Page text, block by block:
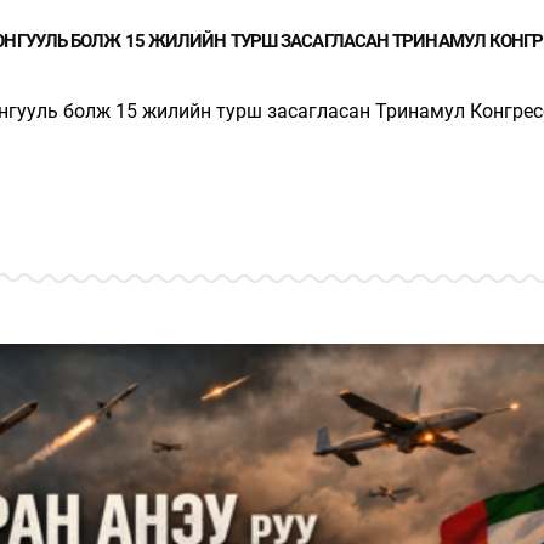
БОЛЖ 15 ЖИЛИЙН ТУРШ ЗАСАГЛАСАН ТРИНАМУЛ
болж 15 жилийн турш засагласан Тринамул